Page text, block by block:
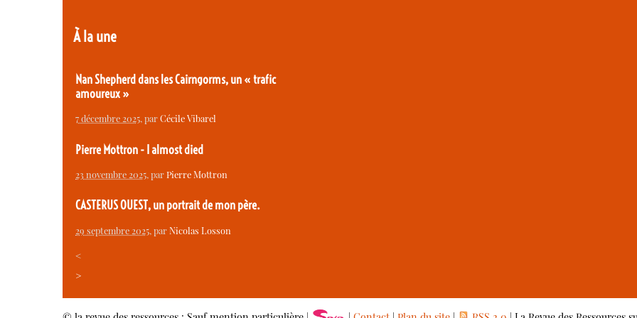
À la une
Nan Shepherd dans les Cairngorms, un « trafic
amoureux »
7 décembre 2025, parCécile Vibarel
Pierre Mottron - I almost died
23 novembre 2025, parPierre Mottron
CASTERUS OUEST, un portrait de mon père.
29 septembre 2025, parNicolas Losson
<
>